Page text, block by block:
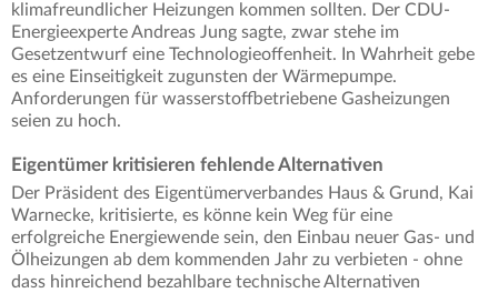
klimafreundlicher Heizungen kommen sollten. Der CDU-
Energieexperte Andreas Jung sagte, zwar stehe im
Gesetzentwurf eine Technologieoffenheit. In Wahrheit gebe
es eine Einseitigkeit zugunsten der Wärmepumpe.
Anforderungen für wasserstoffbetriebene Gasheizungen
seien zu hoch.
Eigentümer kritisieren fehlende Alternativen
Der Präsident des Eigentümerverbandes Haus & Grund, Kai
Warnecke, kritisierte, es könne kein Weg für eine
erfolgreiche Energiewende sein, den Einbau neuer Gas- und
Ölheizungen ab dem kommenden Jahr zu verbieten - ohne
dass hinreichend bezahlbare technische Alternativen